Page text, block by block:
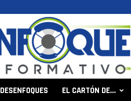
DESENFOQUES EL CARTÓN DE…